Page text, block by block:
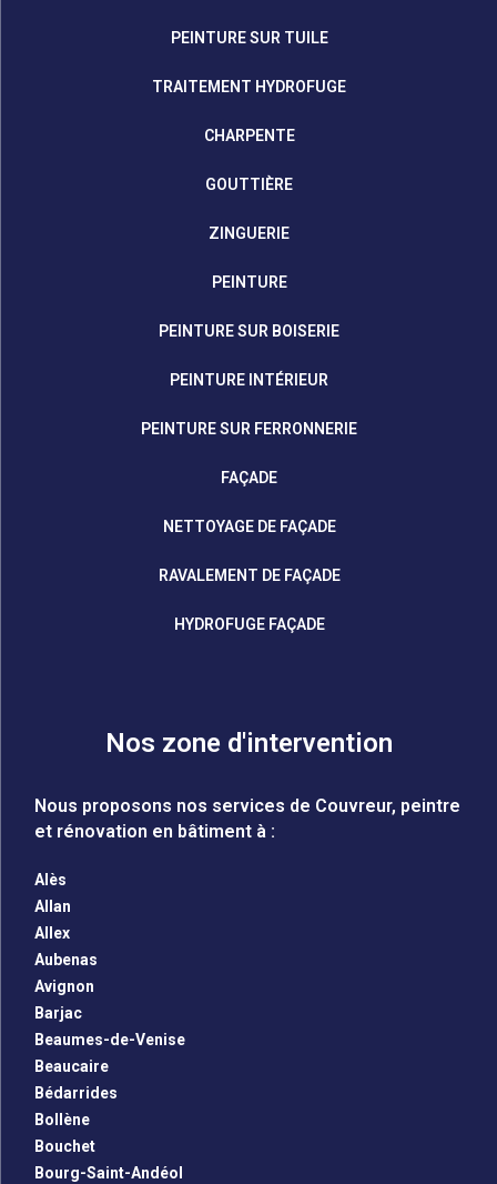
PEINTURE SUR TUILE
TRAITEMENT HYDROFUGE
CHARPENTE
GOUTTIÈRE
ZINGUERIE
PEINTURE
PEINTURE SUR BOISERIE
PEINTURE INTÉRIEUR
PEINTURE SUR FERRONNERIE
FAÇADE
NETTOYAGE DE FAÇADE
RAVALEMENT DE FAÇADE
HYDROFUGE FAÇADE
Nos zone d'intervention
Nous proposons nos services de Couvreur, peintre
et rénovation en bâtiment à :
Alès
Allan
Allex
Aubenas
Avignon
Barjac
Beaumes-de-Venise
Beaucaire
Bédarrides
Bollène
Bouchet
Bourg-Saint-Andéol